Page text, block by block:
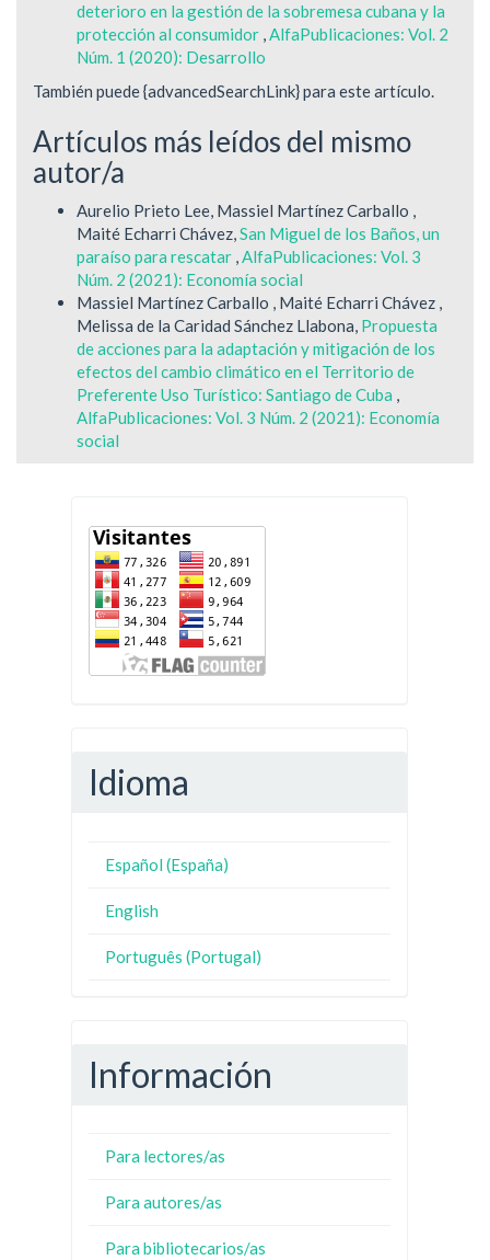
deterioro en la gestión de la sobremesa cubana y la
protección al consumidor ,AlfaPublicaciones: Vol. 2
Núm. 1 (2020): Desarrollo
También puede {advancedSearchLink} para este artículo.
Artículos más leídos del mismo
autor/a
Aurelio Prieto Lee, Massiel Martínez Carballo ,
Maité Echarri Chávez,San Miguel de los Baños, un
paraíso para rescatar ,AlfaPublicaciones: Vol. 3
Núm. 2 (2021): Economía social
Massiel Martínez Carballo , Maité Echarri Chávez ,
Melissa de la Caridad Sánchez Llabona, Propuesta
de acciones para la adaptación y mitigación de los
efectos del cambio climático en el Territorio de
Preferente Uso Turístico: Santiago de Cuba ,
AlfaPublicaciones: Vol. 3 Núm. 2 (2021): Economía
social
Idioma
Español (España)
English
Português (Portugal)
Información
Para lectores/as
Para autores/as
Para bibliotecarios/as